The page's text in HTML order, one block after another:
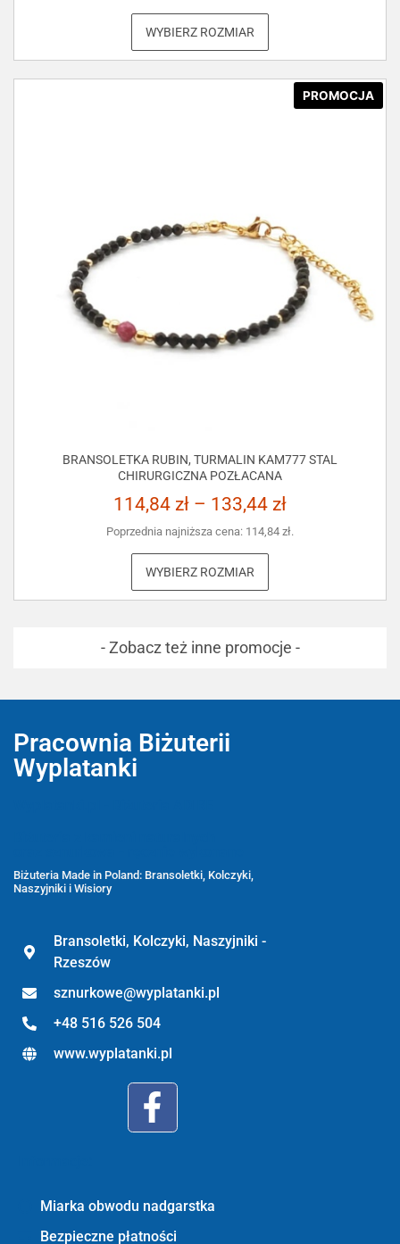
WYBIERZ ROZMIAR
PROMOCJA
BRANSOLETKA RUBIN, TURMALIN KAM777 STAL
CHIRURGICZNA POZŁACANA
114,84 zł – 133,44 zł
Poprzednia najniższa cena: 114,84 zł.
WYBIERZ ROZMIAR
- Zobacz też inne promocje -
Pracownia Biżuterii
Wyplatanki
Biżuteria Made in Poland: Bransoletki, Kolczyki,
Naszyjniki i Wisiory
Bransoletki, Kolczyki, Naszyjniki -
Rzeszów
sznurkowe@wyplatanki.pl
+48 516 526 504
www.wyplatanki.pl
Miarka obwodu nadgarstka
Bezpieczne płatności